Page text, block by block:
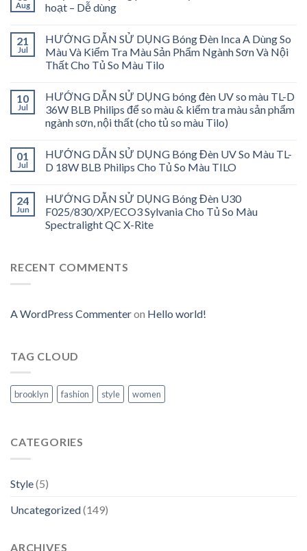
Aug
hoạt – Dễ dùng
21
Jul
HƯỚNG DẪN SỬ DỤNG Bóng Đèn Inca A Dùng So
Màu Và Kiểm Tra Màu Sản Phẩm Ngành Sơn Và Nội
Thất Cho Tủ So Màu Tilo
10
Jul
HƯỚNG DẪN SỬ DỤNG bóng đèn UV so màu TL-D
36W BLB Philips để so màu & kiểm tra màu sản phẩm
ngành sơn, nội thất (cho tủ so màu Tilo)
01
Jul
HƯỚNG DẪN SỬ DỤNG Bóng Đèn UV So Màu TL-
D 18W BLB Philips Cho Tủ So Màu TILO
24
Jun
HƯỚNG DẪN SỬ DỤNG Bóng Đèn U30
F025/830/XP/ECO3 Sylvania Cho Tủ So Màu
Spectralight QC X-Rite
RECENT COMMENTS
A WordPress Commenteron Hello world!
TAG CLOUD
brooklyn fashion style women
CATEGORIES
Style(5)
Uncategorized(149)
ARCHIVES